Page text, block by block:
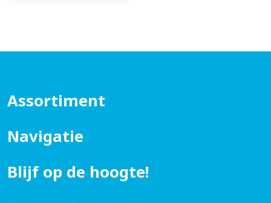
Assortiment
Navigatie
Blijf op de hoogte!